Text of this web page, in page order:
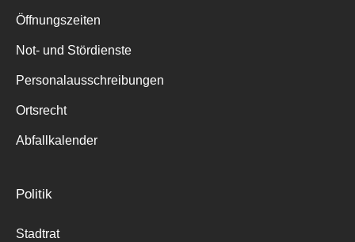
Öffnungszeiten
Not- und Stördienste
Personalausschreibungen
Ortsrecht
Abfallkalender
Politik
Stadtrat